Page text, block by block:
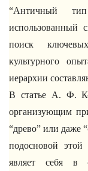
“Античный тип
использованный
поиск
культурного
иерархии
В статье А. Ф.
организующим
“древо” или даже
подосновой этой
являет себя в